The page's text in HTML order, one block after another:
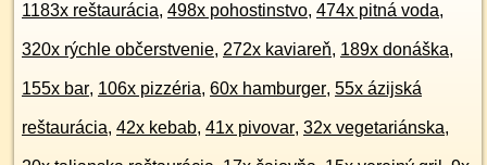
1183x reštaurácia, 498x pohostinstvo, 474x pitná voda,
320x rýchle občerstvenie, 272x kaviareň, 189x donáška,
155x bar, 106x pizzéria, 60x hamburger, 55x ázijská
reštaurácia, 42x kebab, 41x pivovar, 32x vegetariánska,